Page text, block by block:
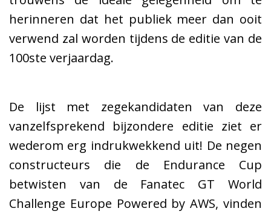
herinneren dat het publiek meer dan ooit
verwend zal worden tijdens de editie van de
100ste verjaardag.
De lijst met zegekandidaten van deze
vanzelfsprekend bijzondere editie ziet er
wederom erg indrukwekkend uit! De negen
constructeurs die de Endurance Cup
betwisten van de Fanatec GT World
Challenge Europe Powered by AWS, vinden